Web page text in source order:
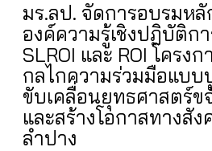
มร.ลป. จัดการอบรมห
องค์ความรู้เชิงปฏิบัติก
SLROI และ ROI โครงก
กลไกความร่วมมือแบบ
ขับเคลื่อนยุทธศาสตร์
และสร้างโอกาสทางสั
ลำปาง